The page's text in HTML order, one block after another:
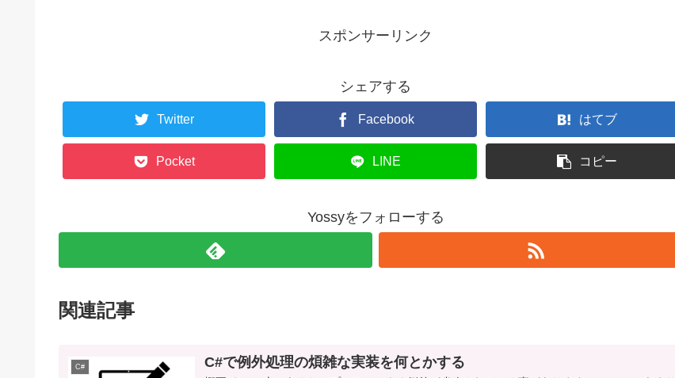
スポンサーリンク
シェアする
Twitter Facebook はてブ
Pocket LINE コピー
Yossyをフォローする
関連記事
C# C#で例外処理の煩雑な実装を何とかする